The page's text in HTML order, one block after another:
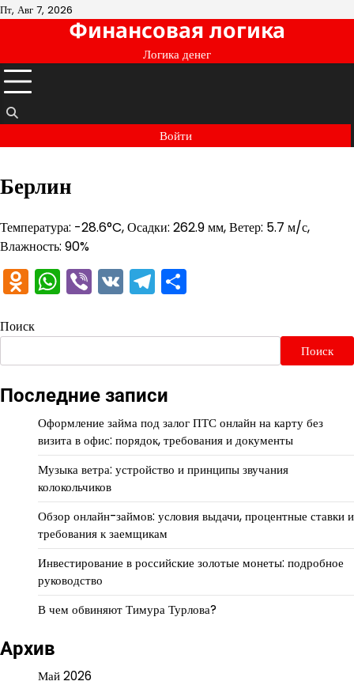
Перейти
Пт, Авг 7, 2026
Финансовая логика
Логика денег
Войти
Берлин
Температура: -28.6°C, Осадки: 262.9 мм, Ветер: 5.7 м/с,
Влажность: 90%
Odnoklassniki
WhatsApp
Viber
VKTelegram
Поиск
Поиск
Последние записи
Оформление займа под залог ПТС онлайн на карту без
визита в офис: порядок, требования и документы
Музыка ветра: устройство и принципы звучания
колокольчиков
Обзор онлайн-займов: условия выдачи, процентные ставки и
требования к заемщикам
Инвестирование в российские золотые монеты: подробное
руководство
В чем обвиняют Тимура Турлова?
Архив
Май 2026